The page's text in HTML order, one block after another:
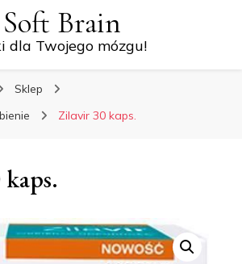
Soft Brain
dla Twojego mózgu!
Sklep
Zilavir 30 kaps.